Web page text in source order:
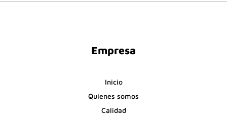
Empresa
Inicio
Quienes somos
Calidad